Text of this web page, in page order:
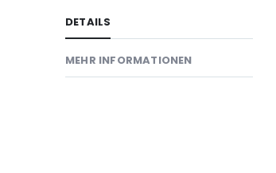
DETAILS
MEHR INFORMATIONEN